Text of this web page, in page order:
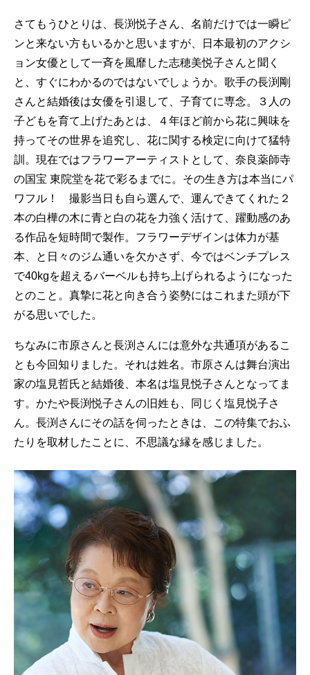
さてもうひとりは、長渕悦子さん、名前だけでは一瞬ピ
ンと来ない方もいるかと思いますが、日本最初のアクシ
ョン女優として一斉を風靡した志穂美悦子さんと聞く
と、すぐにわかるのではないでしょうか。歌手の長渕剛
さんと結婚後は女優を引退して、子育てに専念。３人の
子どもを育て上げたあとは、４年ほど前から花に興味を
持ってその世界を追究し、花に関する検定に向けて猛特
訓。現在ではフラワーアーティストとして、奈良薬師寺
の国宝 東院堂を花で彩るまでに。その生き方は本当にパ
ワフル！ 撮影当日も自ら選んで、運んできてくれた２
本の白樺の木に青と白の花を力強く活けて、躍動感のあ
る作品を短時間で製作。フラワーデザインは体力が基
本、と日々のジム通いを欠かさず、今ではベンチプレス
で40kgを超えるバーベルも持ち上げられるようになった
とのこと。真摯に花と向き合う姿勢にはこれまた頭が下
がる思いでした。
ちなみに市原さんと長渕さんには意外な共通項があるこ
とも今回知りました。それは姓名。市原さんは舞台演出
家の塩見哲氏と結婚後、本名は塩見悦子さんとなってま
す。かたや長渕悦子さんの旧姓も、同じく塩見悦子さ
ん。長渕さんにその話を伺ったときは、この特集でおふ
たりを取材したことに、不思議な縁を感じました。